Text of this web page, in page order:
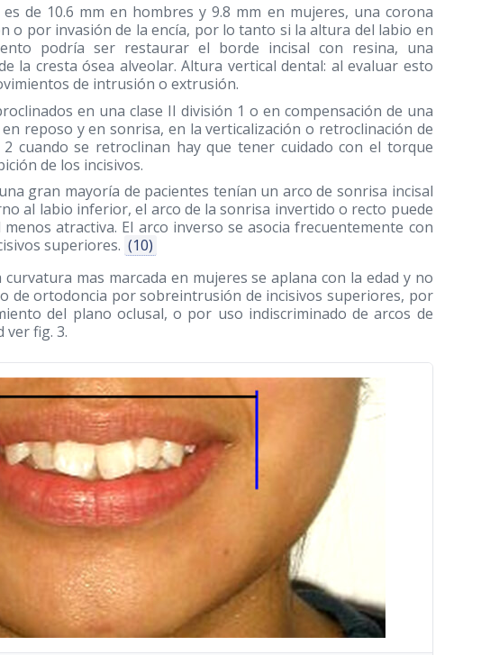
de 10.6 mm en hombres y 9.8 mm en mujeres, una corona
o por invasión de la encía, por lo tanto si la altura del labio en
podría ser restaurar el borde incisal con resina, una
la cresta ósea alveolar. Altura vertical dental: al evaluar esto
de intrusión o extrusión.
en una clase II división 1 o en compensación de una
reposo y en sonrisa, en la verticalización o retroclinación de
cuando se retroclinan hay que tener cuidado con el torque
de los incisivos.
gran mayoría de pacientes tenían un arco de sonrisa incisal
al labio inferior, el arco de la sonrisa invertido o recto puede
atractiva. El arco inverso se asocia frecuentemente con
superiores. (10)
mas marcada en mujeres se aplana con la edad y no
de ortodoncia por sobreintrusión de incisivos superiores, por
del plano oclusal, o por uso indiscriminado de arcos de
ver fig. 3.